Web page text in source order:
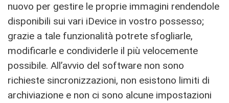
nuovo per gestire le proprie immagini rendendole
disponibili sui vari iDevice in vostro possesso;
grazie a tale funzionalità potrete sfogliarle,
modificarle e condividerle il più velocemente
possibile. All’avvio del software non sono
richieste sincronizzazioni, non esistono limiti di
archiviazione e non ci sono alcune impostazioni